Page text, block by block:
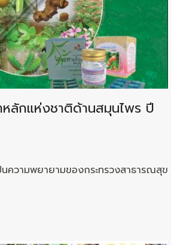
ลักแห่งชาติด้านสมุนไพร ปี
ความพยายามของกระทรวงสาธารณสุข